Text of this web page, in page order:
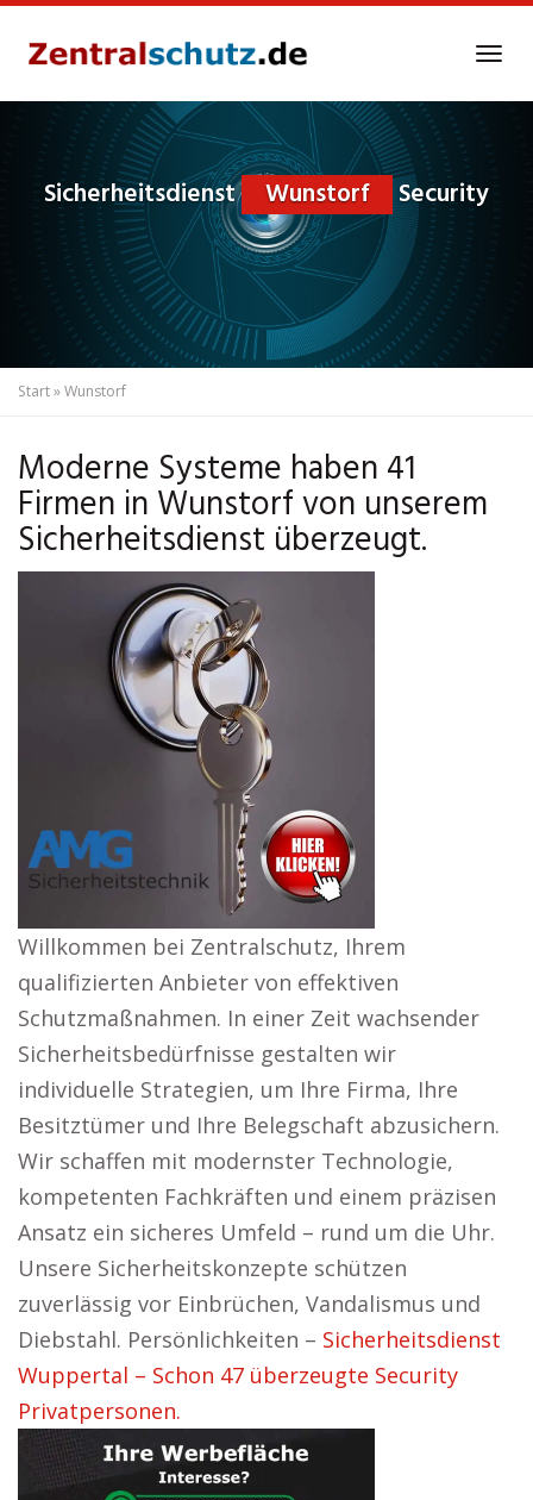
content
Sicherheitsdienst Wunstorf Security
Start»Wunstorf
Moderne Systeme haben 41
Firmen in Wunstorf von unserem
Sicherheitsdienst überzeugt.
Willkommen bei Zentralschutz, Ihrem
qualifizierten Anbieter von effektiven
Schutzmaßnahmen. In einer Zeit wachsender
Sicherheitsbedürfnisse gestalten wir
individuelle Strategien, um Ihre Firma, Ihre
Besitztümer und Ihre Belegschaft abzusichern.
Wir schaffen mit modernster Technologie,
kompetenten Fachkräften und einem präzisen
Ansatz ein sicheres Umfeld – rund um die Uhr.
Unsere Sicherheitskonzepte schützen
zuverlässig vor Einbrüchen, Vandalismus und
Diebstahl. Persönlichkeiten – Sicherheitsdienst
Wuppertal – Schon 47 überzeugte Security
Privatpersonen.